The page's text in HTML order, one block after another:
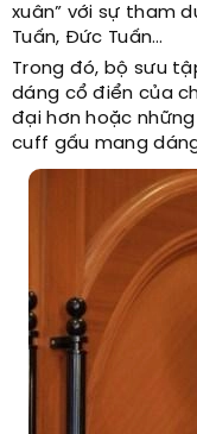
xuân” với sự tham
Tuấn, Đức Tuấn…
Trong đó, bộ sưu
dáng cổ điển của
đại hơn hoặc
cuff gấu mang